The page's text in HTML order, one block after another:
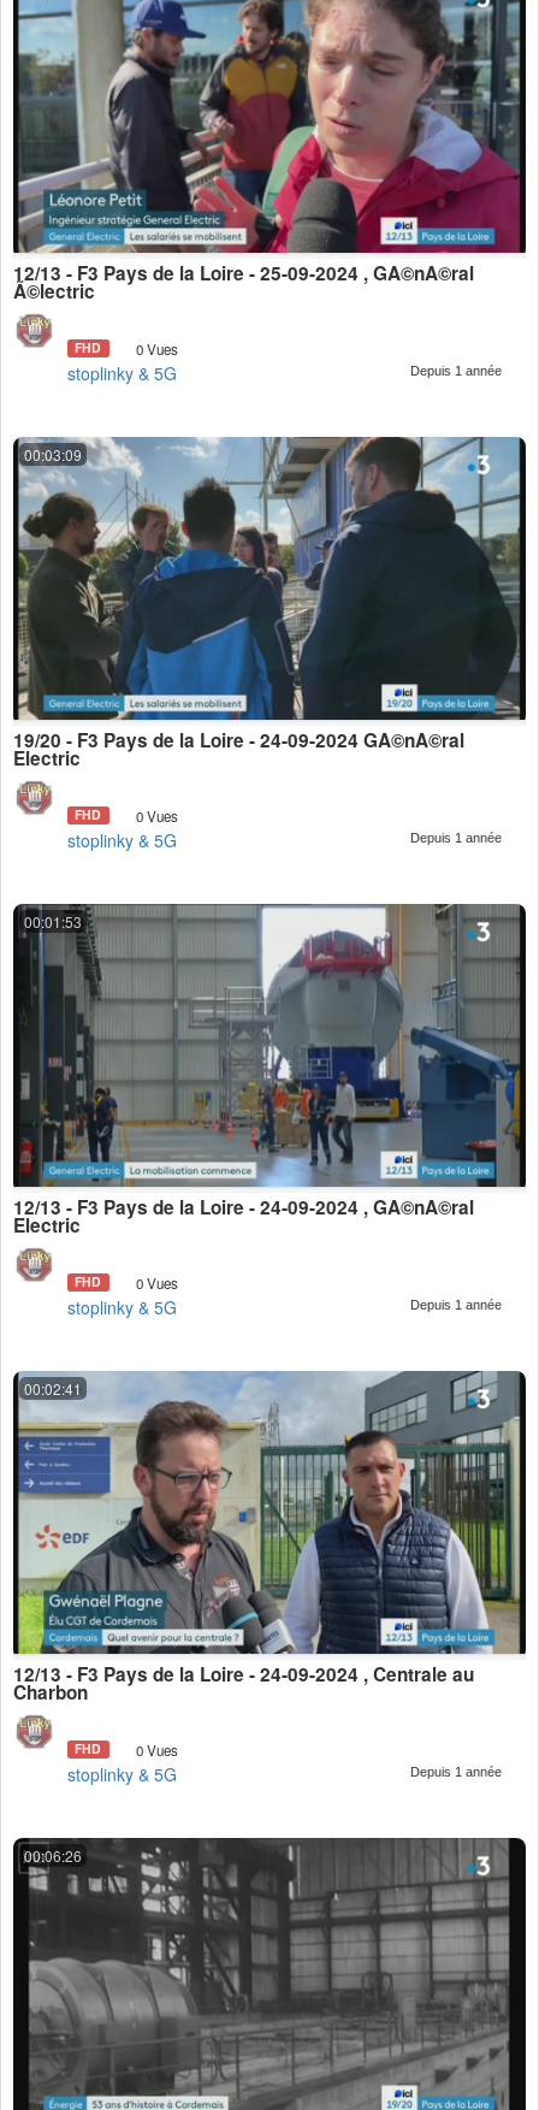
12/13 - F3 Pays de la Loire - 25-09-2024 , GÃ©nÃ©ral
Ã©lectric
FHD 0 Vues
stoplinky & 5G Depuis 1 année
00:03:09
19/20 - F3 Pays de la Loire - 24-09-2024 GÃ©nÃ©ral
Electric
FHD 0 Vues
stoplinky & 5G Depuis 1 année
00:01:53
12/13 - F3 Pays de la Loire - 24-09-2024 , GÃ©nÃ©ral
Electric
FHD 0 Vues
stoplinky & 5G Depuis 1 année
00:02:41
12/13 - F3 Pays de la Loire - 24-09-2024 , Centrale au
Charbon
FHD 0 Vues
stoplinky & 5G Depuis 1 année
00:06:26